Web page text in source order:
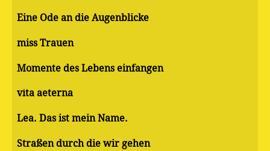
Eine Ode an die Augenblicke
miss Trauen
Momente des Lebens einfangen
vita aeterna
Lea. Das ist mein Name.
Straßen durch die wir gehen